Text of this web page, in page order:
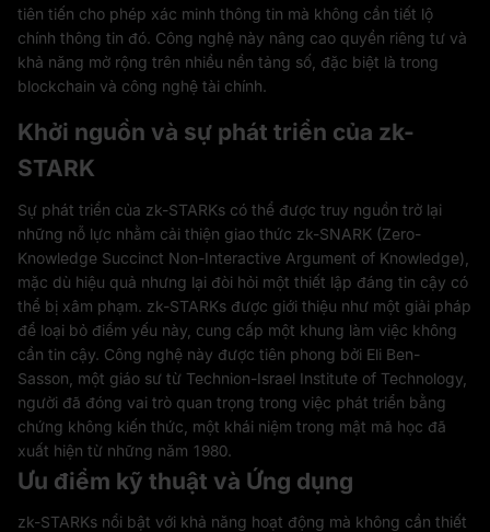
tiên tiến cho phép xác minh thông tin mà không cần tiết lộ
chính thông tin đó. Công nghệ này nâng cao quyền riêng tư và
khả năng mở rộng trên nhiều nền tảng số, đặc biệt là trong
blockchain và công nghệ tài chính.
Khởi nguồn và sự phát triển của zk-
STARK
Sự phát triển của zk-STARKs có thể được truy nguồn trở lại
những nỗ lực nhằm cải thiện giao thức zk-SNARK (Zero-
Knowledge Succinct Non-Interactive Argument of Knowledge),
mặc dù hiệu quả nhưng lại đòi hỏi một thiết lập đáng tin cậy có
thể bị xâm phạm. zk-STARKs được giới thiệu như một giải pháp
để loại bỏ điểm yếu này, cung cấp một khung làm việc không
cần tin cậy. Công nghệ này được tiên phong bởi Eli Ben-
Sasson, một giáo sư từ Technion-Israel Institute of Technology,
người đã đóng vai trò quan trọng trong việc phát triển bằng
chứng không kiến ​​thức, một khái niệm trong mật mã học đã
xuất hiện từ những năm 1980.
Ưu điểm kỹ thuật và Ứng dụng
zk-STARKs nổi bật với khả năng hoạt động mà không cần thiết